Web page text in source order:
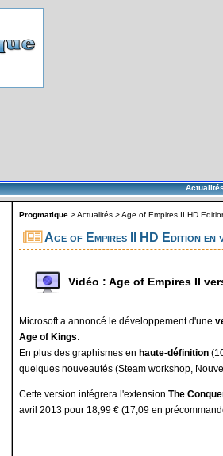
Progmatique >Actualités >Age of Empires II HD
Age of Empires II HD Edition en
Vidéo : Age of Empires II
Microsoft a annoncé le développement d'une
Age of Kings.
En plus des graphismes en haute-définition
quelques nouveautés (Steam workshop,
Cette version intégrera l'extension The
avril 2013 pour 18,99 € (17,09 en